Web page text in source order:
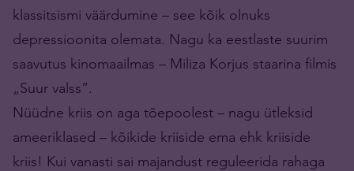
klassitsismi väärdumine – see kõik olnuks
depressioonita olemata. Nagu ka eestlaste suurim
saavutus kinomaailmas – Miliza Korjus staarina filmis
„Suur valss”.
Nüüdne kriis on aga tõepoolest – nagu ütleksid
ameeriklased – kõikide kriiside ema ehk kriiside
kriis! Kui vanasti sai majandust reguleerida rahaga